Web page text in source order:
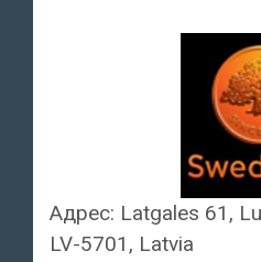
Адрес: Latgales 61,
LV-5701, Latvia